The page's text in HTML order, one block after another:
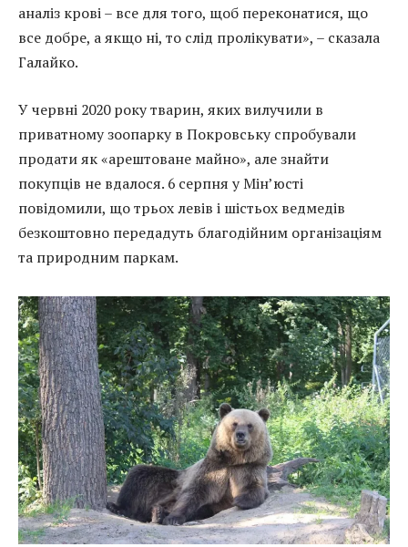
аналіз крові – все для того, щоб переконатися, що
все добре, а якщо ні, то слід пролікувати», – сказала
Галайко.
У червні 2020 року тварин, яких вилучили в
приватному зоопарку в Покровську спробували
продати як «арештоване майно», але знайти
покупців не вдалося. 6 серпня у Мін’юсті
повідомили, що трьох левів і шістьох ведмедів
безкоштовно передадуть благодійним організаціям
та природним паркам.